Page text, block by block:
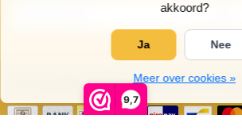
9,7
akkoord?
Ja Nee
Meer over cookies »
© Copyright 2026 De Hollandse